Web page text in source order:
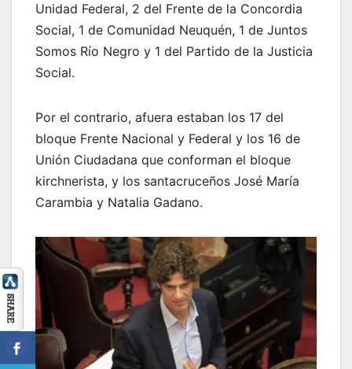
Unidad Federal, 2 del Frente de la Concordia
Social, 1 de Comunidad Neuquén, 1 de Juntos
Somos Río Negro y 1 del Partido de la Justicia
Social.
Por el contrario, afuera estaban los 17 del
bloque Frente Nacional y Federal y los 16 de
Unión Ciudadana que conforman el bloque
kirchnerista, y los santacruceños José María
Carambia y Natalia Gadano.